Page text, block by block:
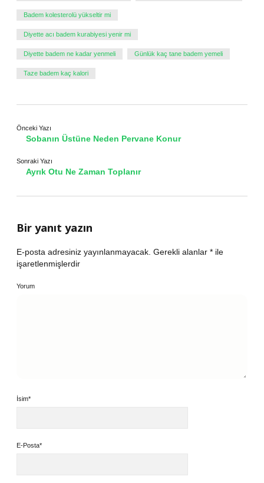
Badem kolesterolü yükseltir mi
Diyette acı badem kurabiyesi yenir mi
Diyette badem ne kadar yenmeli Günlük kaç tane badem yemeli
Taze badem kaç kalori
Önceki Yazı
Sobanın Üstüne Neden Pervane Konur
Sonraki Yazı
Ayrık Otu Ne Zaman Toplanır
Bir yanıt yazın
E-posta adresiniz yayınlanmayacak. Gerekli alanlar * ile
işaretlenmişlerdir
Yorum
İsim*
E-Posta*